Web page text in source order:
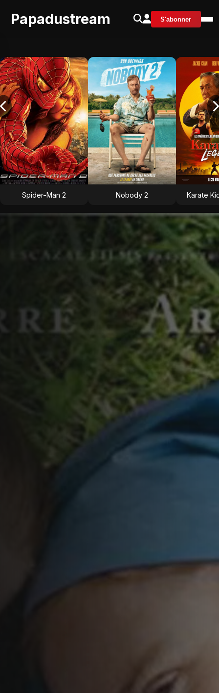
Papadustream S'abonner
Spider-Man 2 Nobody 2 Karate